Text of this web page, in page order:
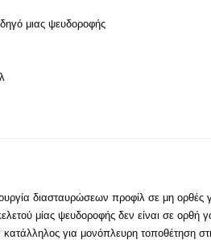
μιας ψευδοροφής
διασταυρώσεων προφίλ σε μη ορθές
μίας ψευδοροφής δεν είναι σε ορθή
για μονόπλευρη τοποθέτηση